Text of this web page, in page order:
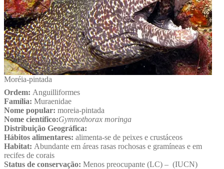
Moréia-pintada
Ordem: Anguilliformes
Família: Muraenidae
Nome popular: moreia-pintada
Nome científico:Gymnothorax moringa
Distribuição Geográfica:
Hábitos alimentares: alimenta-se de peixes e crustáceos
Habitat: Abundante em áreas rasas rochosas e gramíneas e em
recifes de corais
Status de conservação: Menos preocupante (LC) – (IUCN)